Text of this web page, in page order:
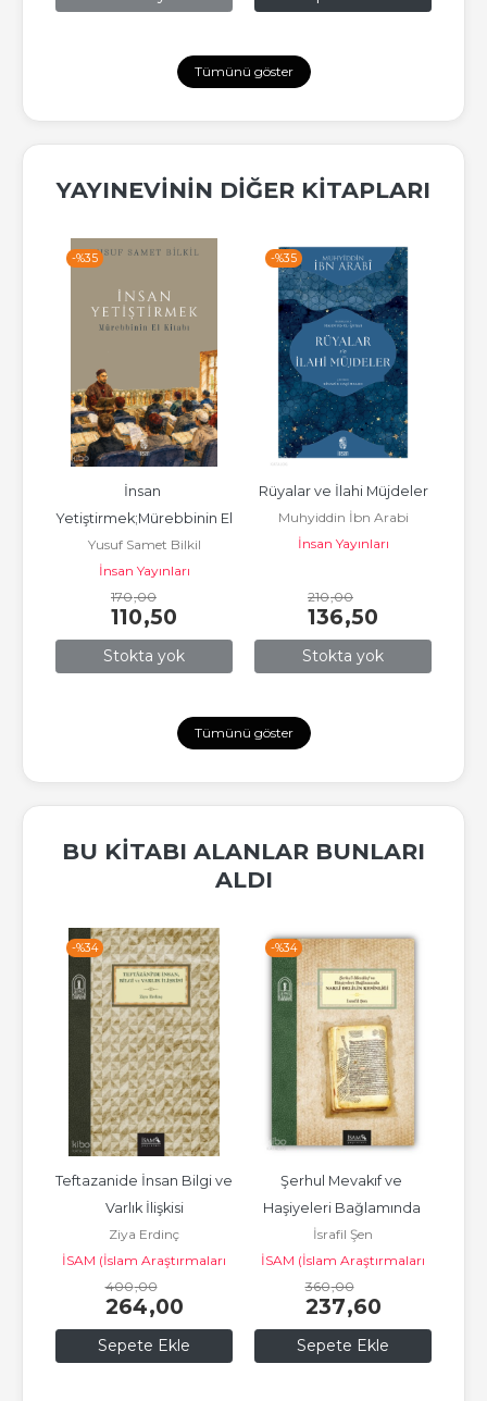
Tümünü göster
YAYINEVININ DIĞER KITAPLARI
-%35
Stokta yok
İnsan
Yetiştirmek;Mürebbinin El
Kitabı
Yusuf Samet Bilkil
İnsan Yayınları
170,00
110,50
-%35
Stokta yok
Rüyalar ve İlahi Müjdeler
Muhyiddin İbn Arabi
İnsan Yayınları
210,00
136,50
Tümünü göster
BU KITABI ALANLAR BUNLARI
ALDI
-%34
Sepete Ekle
Teftazanide İnsan Bilgi ve
Varlık İlişkisi
Ziya Erdinç
İSAM (İslam Araştırmaları
Merkezi)
400,00
264,00
-%34
Sepete Ekle
Şerhul Mevakıf ve
Haşiyeleri Bağlamında
Nakli Delilin Kesinliği
İsrafil Şen
İSAM (İslam Araştırmaları
Merkezi)
360,00
237,60